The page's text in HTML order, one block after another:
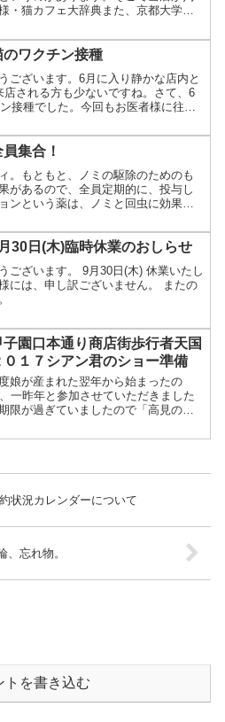
・猫カフェ大辞典また、京都大学・
のワクチン接種
ございます。6月に入り静かな店内と
される方も少ないですね。さて、6
接種でした。今回もお医者様に往診
員集合！
。もともと、ノミの駆除のためのも
があるので、全員定期的に、投与し
ンという薬は、ノミと回虫に効果が
30日(木)臨時休業のおしらせ
ございます。 9月30日(木) 休業いたし
には、申し訳ございません。 またの
子園口本通り商店街歩行者天国
０１７シアン君のショー準備
娘が産まれた翌年から始まったの
一昨年と参加させていただきました
限が過ぎていましたので「高見の見
状況カレンダーについて
、忘れ物。
トを書き込む